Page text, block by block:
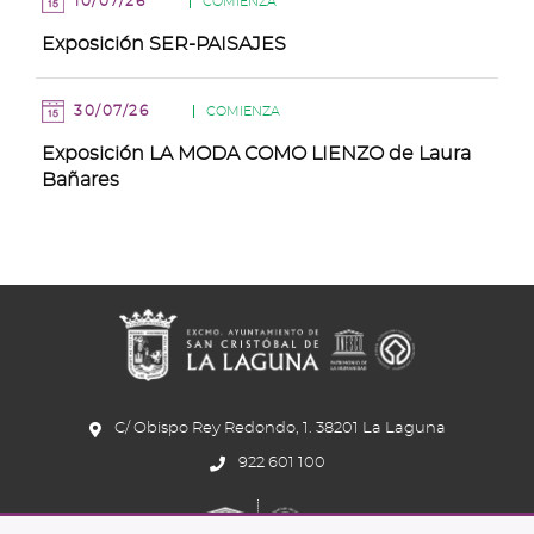
Exposición SER-PAISAJES
30/07/26 COMIENZA
Exposición LA MODA COMO LIENZO de Laura
Bañares
C/ Obispo Rey Redondo, 1. 38201 La Laguna
922 601 100